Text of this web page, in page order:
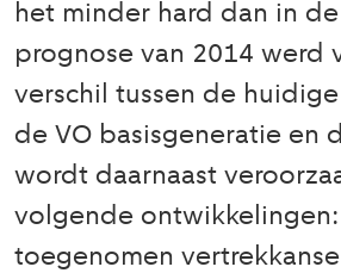
het minder hard dan in
prognose van 2014 werd
verschil tussen de
de VO basisgeneratie en
wordt daarnaast
volgende
toegenomen